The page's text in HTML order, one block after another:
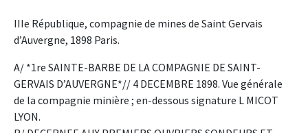
IIIe République, compagnie de mines de Saint Gervais
d’Auvergne, 1898 Paris.
A/ *1re SAINTE-BARBE DE LA COMPAGNIE DE SAINT-
GERVAIS D’AUVERGNE*// 4 DECEMBRE 1898. Vue générale
de la compagnie minière ; en-dessous signature L MICOT
LYON.